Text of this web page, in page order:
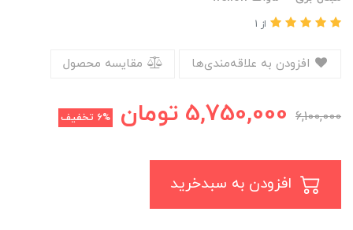
از 1
مقایسه محصول
6,100,000
5,750,000 تومان 6% تخفیف